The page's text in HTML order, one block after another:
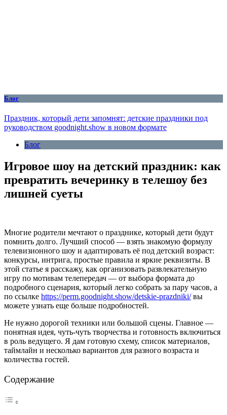
Блог
Праздник, который дети запомнят: детские праздники под
руководством goodnight.show в новом формате
Блог
Игровое шоу на детский праздник: как
превратить вечеринку в телешоу без
лишней суеты
Многие родители мечтают о празднике, который дети будут
помнить долго. Лучший способ — взять знакомую формулу
телевизионного шоу и адаптировать её под детский возраст:
конкурсы, интрига, простые правила и яркие реквизиты. В
этой статье я расскажу, как организовать развлекательную
игру по мотивам телепередач — от выбора формата до
подробного сценария, который легко собрать за пару часов, а
по ссылке https://perm.goodnight.show/detskie-prazdniki/вы
можете узнать еще больше подробностей.
Не нужно дорогой техники или большой сцены. Главное —
понятная идея, чуть-чуть творчества и готовность включиться
в роль ведущего. Я дам готовую схему, список материалов,
таймлайн и несколько вариантов для разного возраста и
количества гостей.
Содержание